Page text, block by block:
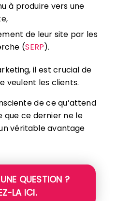
à produire vers une
de leur site par les
(SERP).
il est crucial de
veulent les clients.
de ce qu’attend
que ce dernier ne le
véritable avantage
QUESTION ?
LA ICI.